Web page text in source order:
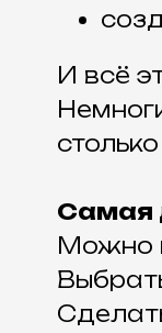
И всё
Самая
Можно